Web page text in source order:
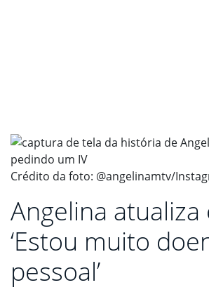
Crédito da foto: @angelinamtv/
Angelina atualiza
‘Estou muito
pessoal’